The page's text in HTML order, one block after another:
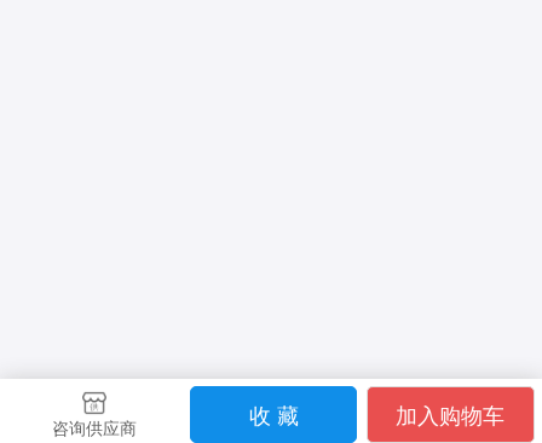
咨询供应商 收 藏 加入购物车